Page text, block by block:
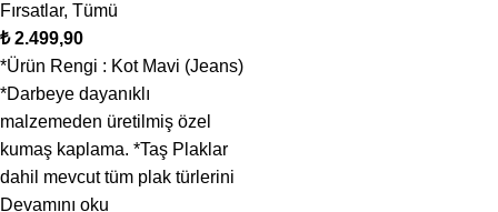
Fırsatlar, Tümü
₺
*Ürün Rengi : Kot Mavi (Jeans)
*Darbeye dayanıklı
malzemeden üretilmiş özel
kumaş kaplama. *Taş Plaklar
dahil mevcut tüm plak türlerini
Devamını oku